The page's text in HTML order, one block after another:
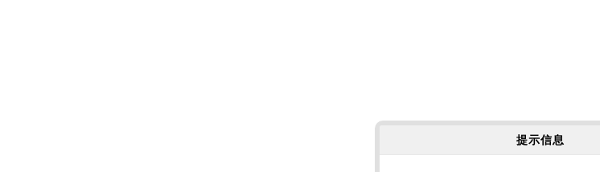
提示信息